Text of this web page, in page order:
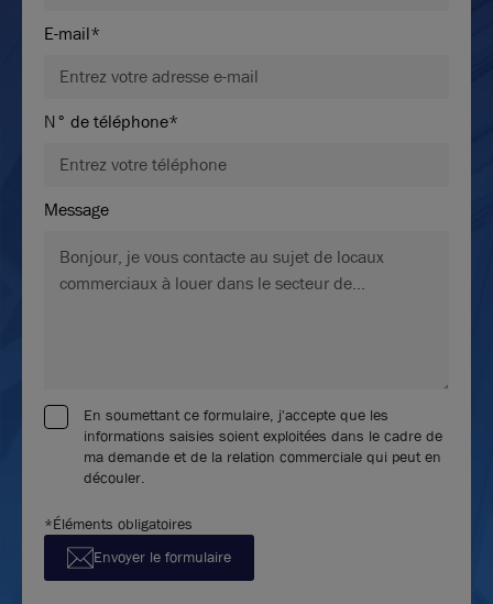
E-mail*
N° de téléphone*
Message
En soumettant ce formulaire, j'accepte que les
informations saisies soient exploitées dans le cadre de
ma demande et de la relation commerciale qui peut en
découler.
*Éléments obligatoires
Envoyer le formulaire